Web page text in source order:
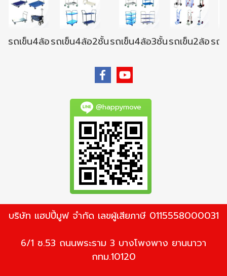
รถเข็น4ล้อรถเข็น4ล้อ2ชั้นรถเข็น4ล้อ3ชั้นรถเข็น2ล้อรถ
@happymove
บริษัท แฮปปี้มูฟ จำกัด เลขผู้เสียภาษี 0115558000031
6/1 ซ.53 ถนนพระราม 3 บางโพงพาง ยานนาวา
กทม.10120